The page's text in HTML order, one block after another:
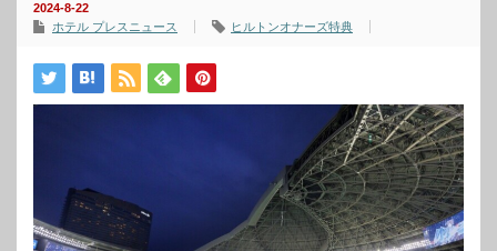
2024-8-22
ホテル プレスニュース
ヒルトンオナーズ特典